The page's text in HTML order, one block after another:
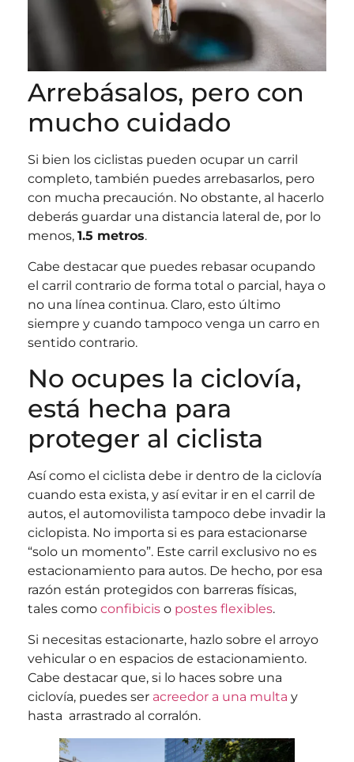
Arrebásalos, pero con
mucho cuidado
Si bien los ciclistas pueden ocupar un carril
completo, también puedes arrebasarlos, pero
con mucha precaución. No obstante, al hacerlo
deberás guardar una distancia lateral de, por lo
menos, 1.5 metros.
Cabe destacar que puedes rebasar ocupando
el carril contrario de forma total o parcial, haya o
no una línea continua. Claro, esto último
siempre y cuando tampoco venga un carro en
sentido contrario.
No ocupes la ciclovía,
está hecha para
proteger al ciclista
Así como el ciclista debe ir dentro de la ciclovía
cuando esta exista, y así evitar ir en el carril de
autos, el automovilista tampoco debe invadir la
ciclopista. No importa si es para estacionarse
“solo un momento”. Este carril exclusivo no es
estacionamiento para autos. De hecho, por esa
razón están protegidos con barreras físicas,
tales como confibicis o postes flexibles.
Si necesitas estacionarte, hazlo sobre el arroyo
vehicular o en espacios de estacionamiento.
Cabe destacar que, si lo haces sobre una
ciclovía, puedes ser acreedor a una multa y
hasta arrastrado al corralón.